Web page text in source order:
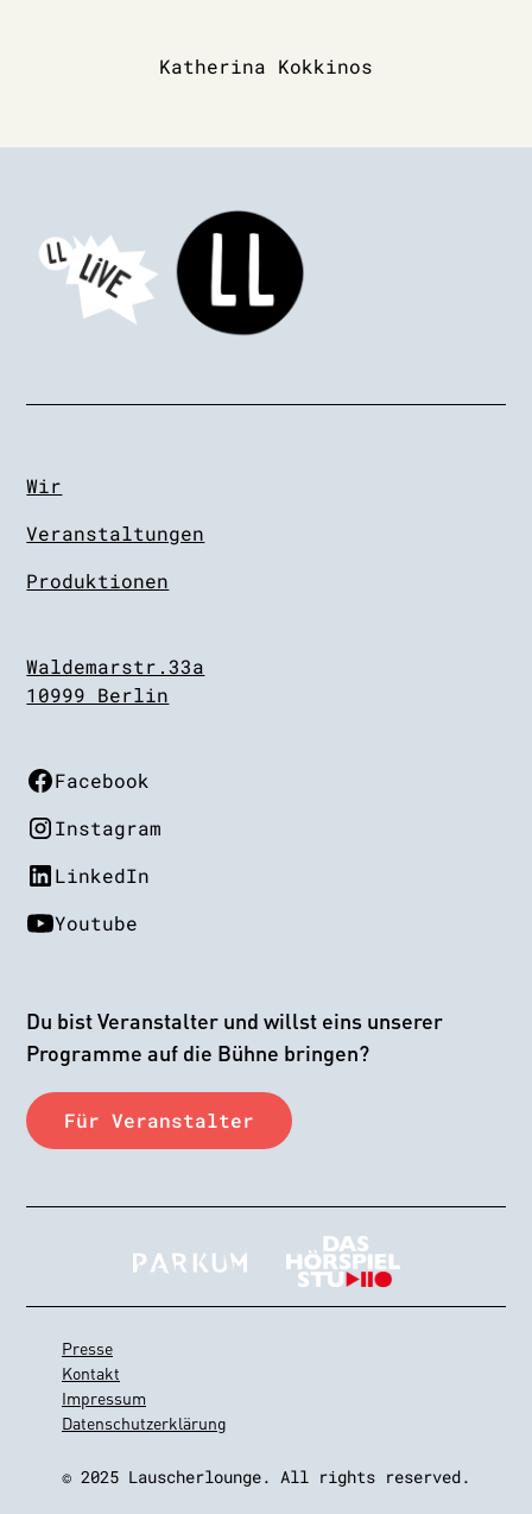
Katherina Kokkinos
Wir
Veranstaltungen
Produktionen
Waldemarstr.33a
10999 Berlin
Facebook
Instagram
LinkedIn
Youtube
Du bist Veranstalter und willst eins unserer
Programme auf die Bühne bringen?
Für Veranstalter
© 2025 Lauscherlounge. All rights reserved.
Presse
Kontakt
Impressum
Datenschutzerklärung